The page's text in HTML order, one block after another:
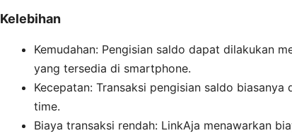
Kelebihan
Kemudahan: Pengisian saldo dapat dilakukan
yang tersedia di smartphone.
Kecepatan: Transaksi pengisian saldo biasanya
time.
Biaya transaksi rendah: LinkAja menawarkan